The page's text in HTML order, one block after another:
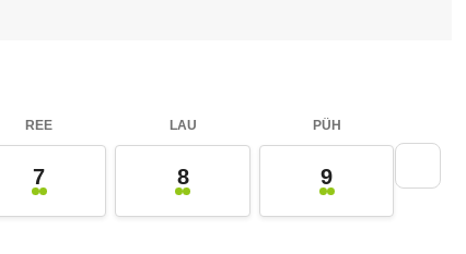
REE LAU PÜH
7 8 9